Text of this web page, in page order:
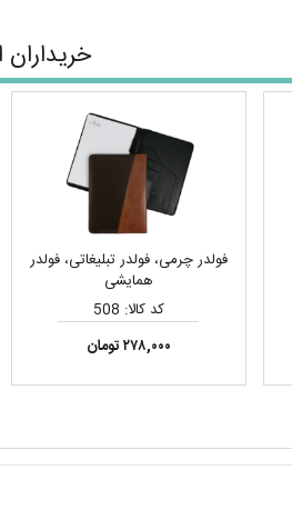
خریداران
فولدر چرمی، فولدر تبلیغاتی، فولدر
همایشی
کد کالا: 508
۲۷۸,۰۰۰ تومان